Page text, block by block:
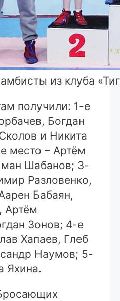
из клуба
получили: 1-е
Богдан
и Никита
место – Артём
Шабанов; 3-
Разловенко,
Бабаян,
Артём
Зонов; 4-е
Хапаев, Глеб
Наумов; 5-
Яхина.